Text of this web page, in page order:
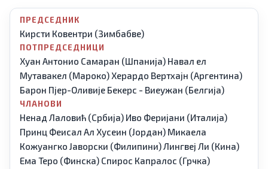
ПРЕДСЕДНИК
Кирсти Ковентри (Зимбабве)
ПОТПРЕДСЕДНИЦИ
Хуан Антонио Самаран (Шпанија) Навал ел
Мутавакел (Мароко) Херардо Вертхајн (Аргентина)
Барон Пјер-Оливије Бекерс - Виеужан (Белгија)
ЧЛАНОВИ
Ненад Лаловић (Србија) Иво Феријани (Италија)
Принц Феисал Ал Хусеин (Јордан) Микаела
Кожуангко Јаворски (Филипини)Лингвеј Ли (Кина)
Ема Теро (Финска) Спирос Капралос (Грчка)